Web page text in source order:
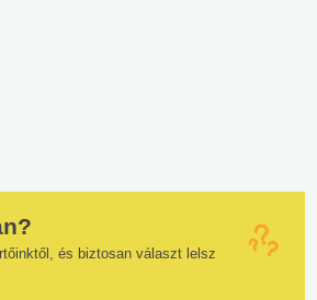
és biztosan választ lelsz